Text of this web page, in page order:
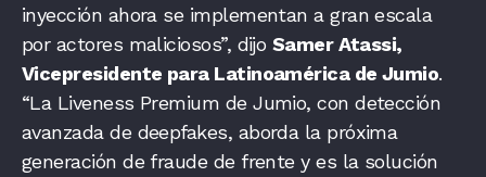
inyección ahora se implementan a gran escala
por actores maliciosos”, dijo Samer Atassi,
Vicepresidente para Latinoamérica de Jumio.
“La Liveness Premium de Jumio, con detección
avanzada de deepfakes, aborda la próxima
generación de fraude de frente y es la solución